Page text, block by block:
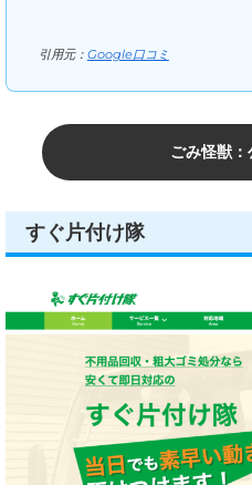
引用元： Google口コミ
ごみ怪獣：
すぐ片付け隊